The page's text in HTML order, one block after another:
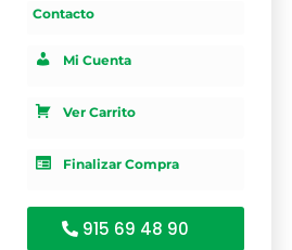
Contacto
Mi Cuenta
Ver Carrito
Finalizar Compra
915 69 48 90